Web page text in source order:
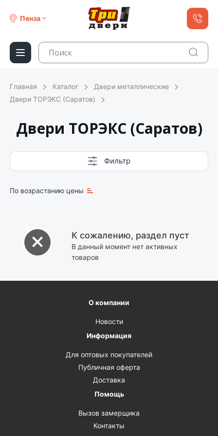
Пенза
Главная Каталог
Двери металлические
Двери ТОРЭКС (Саратов)
Двери ТОРЭКС (Саратов)
Фильтр
По возрастанию цены
К сожалению, раздел пуст
В данный момент нет активных
товаров
О компании
Новости
Информация
Для оптовых покупателей
Публичная оферта
Доставка
Помощь
Вызов замерщика
Контакты